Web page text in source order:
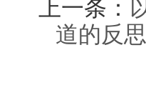
上一条：
道的反